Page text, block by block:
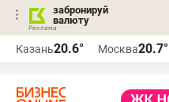
забронируй
валюту
Казань20.6° Москва20.7°